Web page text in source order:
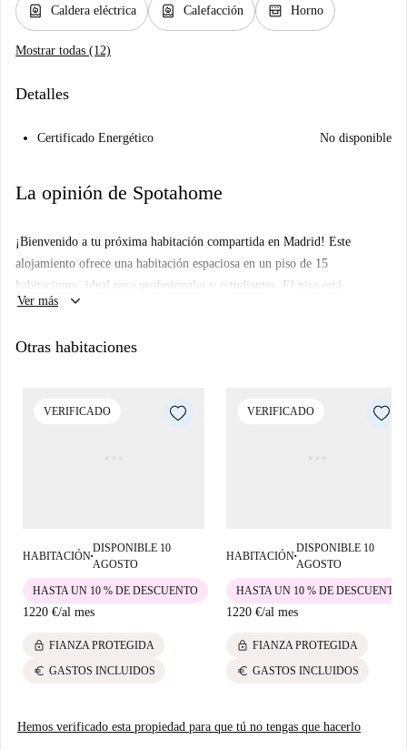
water_heater Caldera eléctrica water_heater Calefacción oven_gen Horno
Mostrar todas (12)
Detalles
Certificado Energético No disponible
La opinión de Spotahome
¡Bienvenido a tu próxima habitación compartida en Madrid! Este
alojamiento ofrece una habitación espaciosa en un piso de 15
habitaciones, ideal para profesionales y estudiantes. El piso está
completamente amueblado y cuenta con calefacción central, lavadora
Además, dispone de aire acondicionado individual para mayor
Ubicado en Ciudad Universitaria, el alojamiento se encuentra a poca
Ver más keyboard_arrow_down
Otras habitaciones
VERIFICADO
HABITACIÓN■
DISPONIBLE 10
AGOSTO
1220 €/al mes
HASTA UN 10 % DE DESCUENTO
lock FIANZA PROTEGIDA
euro GASTOS INCLUIDOS
VERIFICADO
HABITACIÓN■
DISPONIBLE 10
AGOSTO
1220 €/al mes
HASTA UN 10 % DE DESCUENTO
lock FIANZA PROTEGIDA
euro GASTOS INCLUIDOS
Hemos verificado esta propiedad para que tú no tengas que hacerlo